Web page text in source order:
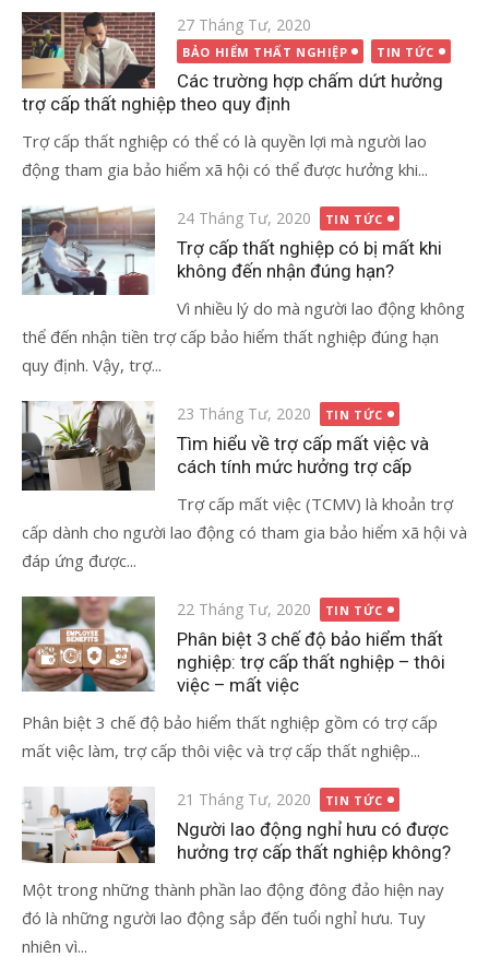
Đăng
vào
27 Tháng Tư, 2020
BẢO HIỂM THẤT NGHIỆP TIN TỨC
Các trường hợp chấm dứt hưởng
trợ cấp thất nghiệp theo quy định
Trợ cấp thất nghiệp có thể có là quyền lợi mà người lao
động tham gia bảo hiểm xã hội có thể được hưởng khi...
Đăng
vào
24 Tháng Tư, 2020 TIN TỨC
Trợ cấp thất nghiệp có bị mất khi
không đến nhận đúng hạn?
Vì nhiều lý do mà người lao động không
thể đến nhận tiền trợ cấp bảo hiểm thất nghiệp đúng hạn
quy định. Vậy, trợ...
Đăng
vào
23 Tháng Tư, 2020 TIN TỨC
Tìm hiểu về trợ cấp mất việc và
cách tính mức hưởng trợ cấp
Trợ cấp mất việc (TCMV) là khoản trợ
cấp dành cho người lao động có tham gia bảo hiểm xã hội và
đáp ứng được...
Đăng
vào
22 Tháng Tư, 2020 TIN TỨC
Phân biệt 3 chế độ bảo hiểm thất
nghiệp: trợ cấp thất nghiệp – thôi
việc – mất việc
Phân biệt 3 chế độ bảo hiểm thất nghiệp gồm có trợ cấp
mất việc làm, trợ cấp thôi việc và trợ cấp thất nghiệp...
Đăng
vào
21 Tháng Tư, 2020 TIN TỨC
Người lao động nghỉ hưu có được
hưởng trợ cấp thất nghiệp không?
Một trong những thành phần lao động đông đảo hiện nay
đó là những người lao động sắp đến tuổi nghỉ hưu. Tuy
nhiên vì...